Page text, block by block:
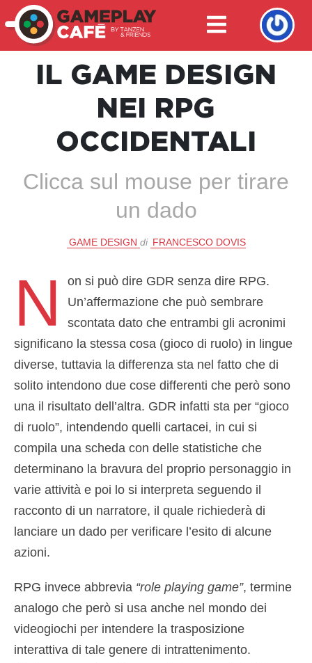
IL GAME DESIGN
NEI RPG
OCCIDENTALI
Clicca sul mouse per tirare
un dado
GAME DESIGN di FRANCESCO DOVIS
N
on si può dire GDR senza dire RPG.
Un’affermazione che può sembrare
scontata dato che entrambi gli acronimi
significano la stessa cosa (gioco di ruolo) in lingue
diverse, tuttavia la differenza sta nel fatto che di
solito intendono due cose differenti che però sono
una il risultato dell’altra. GDR infatti sta per “gioco
di ruolo”, intendendo quelli cartacei, in cui si
compila una scheda con delle statistiche che
determinano la bravura del proprio personaggio in
varie attività e poi lo si interpreta seguendo il
racconto di un narratore, il quale richiederà di
lanciare un dado per verificare l’esito di alcune
azioni.
RPG invece abbrevia “role playing game”, termine
analogo che però si usa anche nel mondo dei
videogiochi per intendere la trasposizione
interattiva di tale genere di intrattenimento.